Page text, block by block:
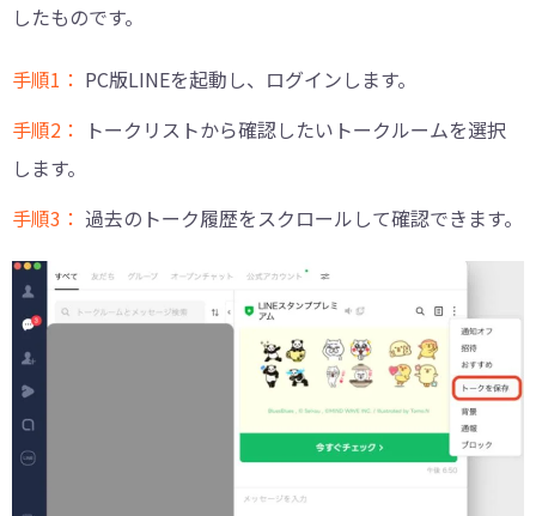
したものです。
手順1： PC版LINEを起動し、ログインします。
手順2：
トークリストから確認したいトークルームを選択
します。
手順3： 過去のトーク履歴をスクロールして確認できます。